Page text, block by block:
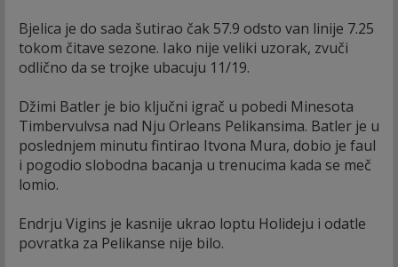
Bjelica je do sada šutirao čak 57.9 odsto van linije 7.25
tokom čitave sezone. Iako nije veliki uzorak, zvuči
odlično da se trojke ubacuju 11/19.
Džimi Batler je bio ključni igrač u pobedi Minesota
Timbervulvsa nad Nju Orleans Pelikansima. Batler je u
poslednjem minutu fintirao Itvona Mura, dobio je faul
i pogodio slobodna bacanja u trenucima kada se meč
lomio.
Endrju Vigins je kasnije ukrao loptu Holideju i odatle
povratka za Pelikanse nije bilo.